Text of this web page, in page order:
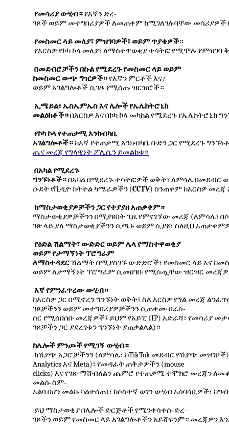
የመሳሪያ ውሂብ።የእኛንድረ-
ገጾች ወይም መተግበሪያዎችለመጠቀም ከሚገለገሉባቸው መሳሪያዎች
የመስመርላይ መለያ፣ ምዝገባዎች፣ ወይምጥያቄዎች።
የእርስዎ የኮካ ኮላ መለያ፣ ለማስተዋወቂያተሳትፎ የሚሞሉ የምዝገባ
በመደብሮቻችንበኩልየሚደረጉየመስመርላይ ወይም
ከመስመር ውጭግዢዎች።የእኛን ምርቶችእና/
ወይምአገልግሎቶችሲገዙ የሚሰጡዝርዝሮች።
ኢሜይል፣ኤስኤምኤስእናሌሎችየኤሌክትሮኒክ
መልዕክቶች።በእርስዎ እናበኮካ ኮላ መካከልየሚደረጉየኤሌክትሮኒክ
የኮካ ኮላየተጠቃሚእንክብካቤ
አገልግሎቶች። ከእኛ የተጠቃሚእንክብካቤቡድን ጋር የሚደረጉ
ጤና መረጃ የግላዊነትፖሊሲን ይመልከቱ።
በአካልየሚደረጉ
ግንኙነቶች።በአካልበሚደረጉተሳትፎዎች ወቅት፣ ለምሳሌበመደብር
ዑደትየቪዲዮ ክትትል ካሜራዎችን (CCTV) ስንጠቀም ከእርስዎ መረጃ
ከማስታወቂያዎቻችንጋርየተያያዘአጠቃቀም።
ማስታወቂያዎቻችንንበሚያዩበትጊዜየምናገኘው መረጃ (ለምሳሌ፣
ገጽላይ ያለ ማስታወቂያችንንሲጫኑ ወይምሲያዩ፣ ስለዚህ
የዕድል ሽልማት፣ ውድድር ወይምሌላየማስተዋወቂያ
ወይምየታማኝነት ፕሮግራም
ለማስተዳደር ሽልማትበሚያስገኙ ውድድሮች፣ የመስመር ላይእና
ወይምለታማኝነት ፕሮግራምሲመዘገቡየሚሰጧቸው ዝርዝር
እኛየምንፈጥረው ውሂብ።
ከእርስዎ ጋር በሚኖረንግንኙነት ወቅት፣ ስለ እርስዎ የግል መረጃ
ገጾቻችንን ወይም መተግበሪያዎቻችንንሲጠቀሙበራስ-
ሰር የሚሰበሰቡ መረጃዎች፤ ይህምየአይፒ (IP) አድራሻ፣ የመሳሪያ
ገጾቻችን ጋር ያደረገቱንግንኙነት ያጠቃልላል)።
ከሌሎች ምንጮችየሚገኝ ውሂብ።
ከሽያጭ አጋሮቻችንን (ለምሳሌ፣ ከTikTok መደብር የሽያጭ መዝገቦች)
AnalyticsእናMeta)፣ የመዳፊት ጠቅታዎችን (mouse
clicks) እናየገጽማሸብለልን ጨምሮ የተጠቃሚተሞክሮ መረጃን
መልሱስም-
አልባበሆነ መልኩ ካልተሰጠ)፣ ከሶስተኛ ወገን ውሂብ አሰባሳቢዎች፣
ይህማስታወቂያበሌሎችድርጅቶችየሚንቀሳቀሱድረ-
ገጾችን ወይምየመስመር ላይአገልግሎቶችንአይሸፍንም። መረጃዎን